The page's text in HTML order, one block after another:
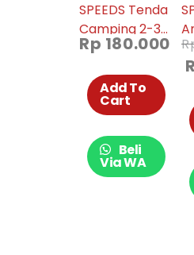
SPEEDS Tenda
Camping 2-3
Orang Army
Camo 018-13
Rp 180.000
Add To
Cart
Beli
Via WA